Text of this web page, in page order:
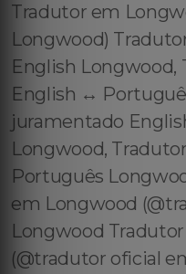
Tradutor em
Longwood)
English
English ↔️
juramentado
Longwood,
Português
em Longwood
Longwood
(@tradutor oficial